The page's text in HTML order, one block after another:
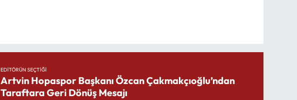
EDITÖRÜN SEÇTIĞI
Artvin Hopaspor Başkanı Özcan Çakmakçıoğlu’ndan
Taraftara Geri Dönüş Mesajı